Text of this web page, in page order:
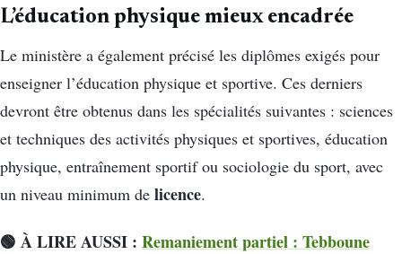
L’éducation physique mieux encadrée
Le ministère a également précisé les diplômes exigés pour
enseigner l’éducation physique et sportive. Ces derniers
devront être obtenus dans les spécialités suivantes : sciences
et techniques des activités physiques et sportives, éducation
physique, entraînement sportif ou sociologie du sport, avec
un niveau minimum de licence.
🟢 À LIRE AUSSI : Remaniement partiel : Tebboune